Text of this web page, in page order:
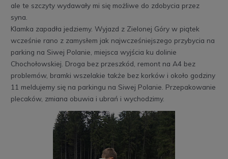
ale te szczyty wydawały mi się możliwe do zdobycia przez
syna.
Klamka zapadła jedziemy. Wyjazd z Zielonej Góry w piątek
wcześnie rano z zamysłem jak najwcześniejszego przybycia na
parking na Siwej Polanie, miejsca wyjścia ku dolinie
Chochołowskiej. Droga bez przeszkód, remont na A4 bez
problemów, bramki wszelakie także bez korków i około godziny
11 meldujemy się na parkingu na Siwej Polanie. Przepakowanie
plecaków, zmiana obuwia i ubrań i wychodzimy.